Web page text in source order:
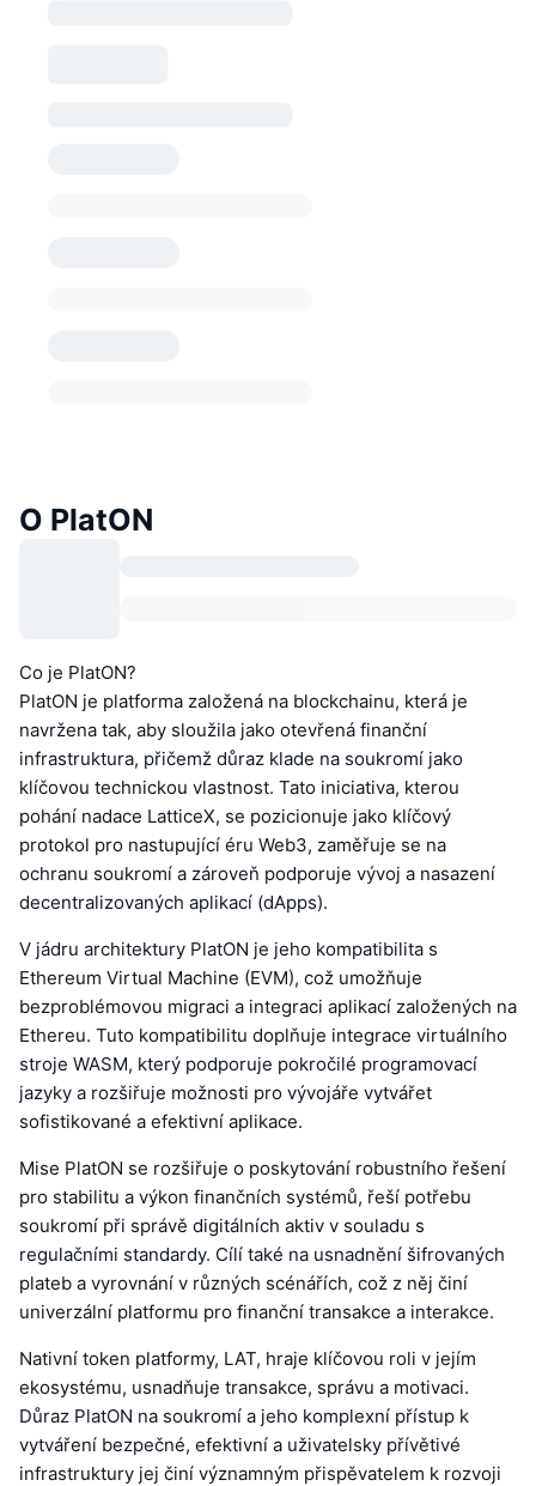
O PlatON
Co je PlatON?
PlatON je platforma založená na blockchainu, která je
navržena tak, aby sloužila jako otevřená finanční
infrastruktura, přičemž důraz klade na soukromí jako
klíčovou technickou vlastnost. Tato iniciativa, kterou
pohání nadace LatticeX, se pozicionuje jako klíčový
protokol pro nastupující éru Web3, zaměřuje se na
ochranu soukromí a zároveň podporuje vývoj a nasazení
decentralizovaných aplikací (dApps).
V jádru architektury PlatON je jeho kompatibilita s
Ethereum Virtual Machine (EVM), což umožňuje
bezproblémovou migraci a integraci aplikací založených na
Ethereu. Tuto kompatibilitu doplňuje integrace virtuálního
stroje WASM, který podporuje pokročilé programovací
jazyky a rozšiřuje možnosti pro vývojáře vytvářet
sofistikované a efektivní aplikace.
Mise PlatON se rozšiřuje o poskytování robustního řešení
pro stabilitu a výkon finančních systémů, řeší potřebu
soukromí při správě digitálních aktiv v souladu s
regulačními standardy. Cílí také na usnadnění šifrovaných
plateb a vyrovnání v různých scénářích, což z něj činí
univerzální platformu pro finanční transakce a interakce.
Nativní token platformy, LAT, hraje klíčovou roli v jejím
ekosystému, usnadňuje transakce, správu a motivaci.
Důraz PlatON na soukromí a jeho komplexní přístup k
vytváření bezpečné, efektivní a uživatelsky přívětivé
infrastruktury jej činí významným přispěvatelem k rozvoji